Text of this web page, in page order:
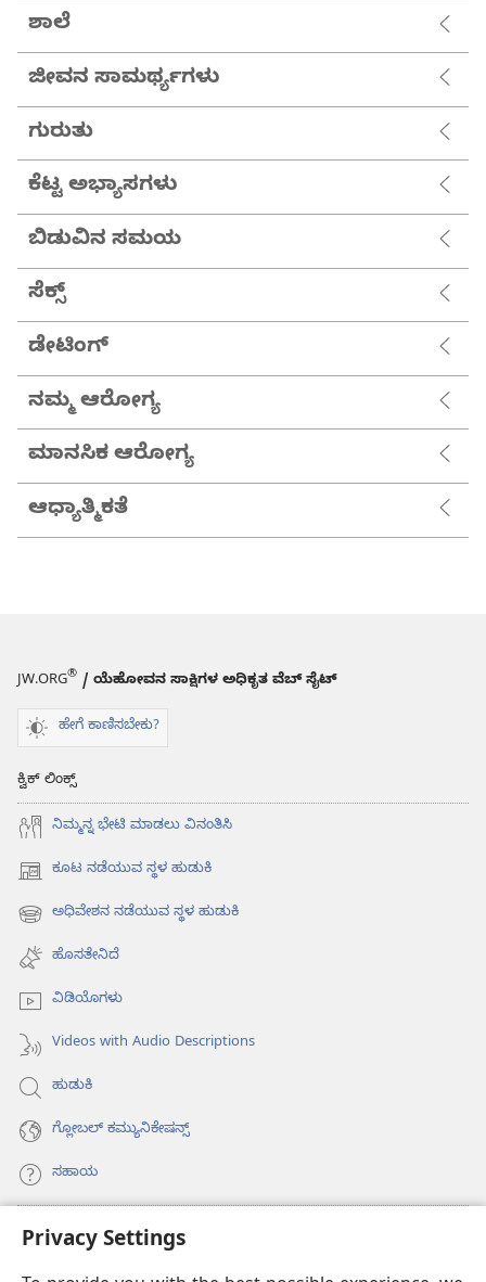
Privacy Settings
ಶಾಲೆ
ಜೀವನ ಸಾಮರ್ಥ್ಯಗಳು
ಗುರುತು
ಕೆಟ್ಟ ಅಭ್ಯಾಸಗಳು
ಬಿಡುವಿನ ಸಮಯ
ಸೆಕ್ಸ್
ಡೇಟಿಂಗ್
ನಮ್ಮ ಆರೋಗ್ಯ
ಮಾನಸಿಕ ಆರೋಗ್ಯ
ಆಧ್ಯಾತ್ಮಿಕತೆ
JW.ORG® / ಯೆಹೋವನ ಸಾಕ್ಷಿಗಳ ಅಧಿಕೃತ ವೆಬ್ ಸೈಟ್
ಹೇಗೆ ಕಾಣಿಸಬೇಕು?
ಕ್ವಿಕ್ ಲಿಂಕ್ಸ್
ನಿಮ್ಮನ್ನ ಭೇಟಿ ಮಾಡಲು ವಿನಂತಿಸಿ
ಕೂಟ ನಡೆಯುವ ಸ್ಥಳ ಹುಡುಕಿ
(opens
new
window)
ಅಧಿವೇಶನ ನಡೆಯುವ ಸ್ಥಳ ಹುಡುಕಿ
(opens
new
window)
ಹೊಸತೇನಿದೆ
ವಿಡಿಯೊಗಳು
Videos with Audio Descriptions
ಹುಡುಕಿ
ಗ್ಲೋಬಲ್‌ ಕಮ್ಯುನಿಕೇಷನ್ಸ್‌
ಸಹಾಯ
ಕಾಣಿಕೆಗಳು
(opens